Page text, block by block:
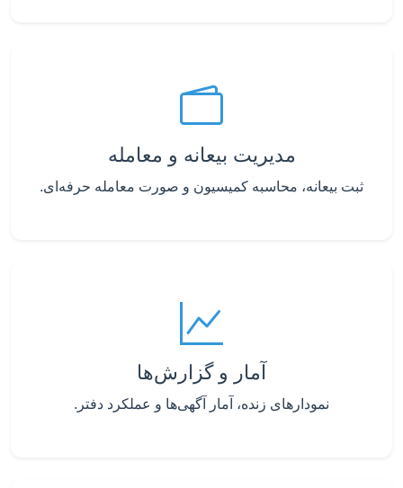
مدیریت بیعانه و معامله
ثبت بیعانه، محاسبه کمیسیون و صورت معامله حرفه‌ای.
آمار و گزارش‌ها
نمودارهای زنده، آمار آگهی‌ها و عملکرد دفتر.